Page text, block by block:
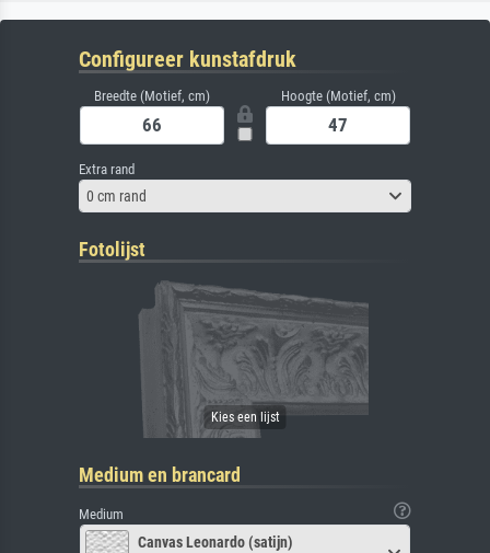
Configureer kunstafdruk
Breedte (Motief, cm) Hoogte (Motief, cm)
Extra rand
0 cm rand
Fotolijst
Medium en brancard
Medium
Canvas Leonardo (satijn)